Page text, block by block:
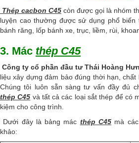
Thép cacbon C45 còn được gọi là nhóm
luyện cao thường được sử dụng phổ biến
bánh răng, lốp bánh xe, trục, liềm, rùi,
3. Mác thép C45
Công ty cổ phần đầu tư Thái Hoàng
liệu xây dựng đảm bảo đúng thời hạn, chất
Chúng tôi luôn sẵn sàng tư vấn đầy đủ
thép C45 và tất cả các loại sắt thép để có
kiệm cho công trình.
Dưới đây là bảng mác thép C45 mà
khảo: